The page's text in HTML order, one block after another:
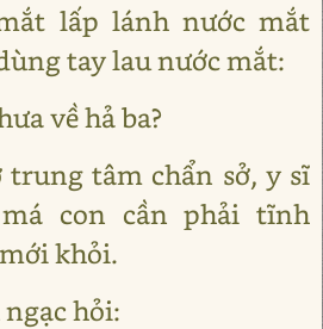
lấp lánh nước mắt
tay lau nước mắt:
về hả ba?
trung tâm chẩn sở, y sĩ
con cần phải tĩnh
khỏi.
hỏi: